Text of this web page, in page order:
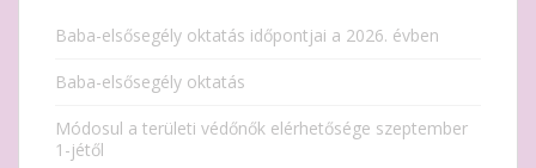
Baba-elsősegély oktatás időpontjai a 2026. évben
Baba-elsősegély oktatás
Módosul a területi védőnők elérhetősége szeptember
1-jétől